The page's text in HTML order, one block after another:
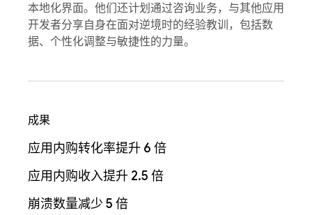
本地化界面。他们还计划通过咨询业务，与其他应用
开发者分享自身在面对逆境时的经验教训，包括数
据、个性化调整与敏捷性的力量。
成果
应用内购转化率提升 6 倍
应用内购收入提升 2.5 倍
崩溃数量减少 5 倍